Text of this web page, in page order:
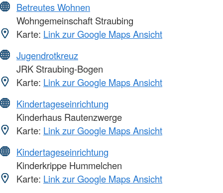
Betreutes Wohnen
Wohngemeinschaft Straubing
Karte: Link zur Google Maps Ansicht
Jugendrotkreuz
JRK Straubing-Bogen
Karte: Link zur Google Maps Ansicht
Kindertageseinrichtung
Kinderhaus Rautenzwerge
Karte: Link zur Google Maps Ansicht
Kindertageseinrichtung
Kinderkrippe Hummelchen
Karte: Link zur Google Maps Ansicht